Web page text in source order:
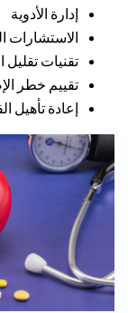
إدارة الأدوية
الاستشارات
تقنيات تقليل
تقييم خطر
إعادة تأهيل